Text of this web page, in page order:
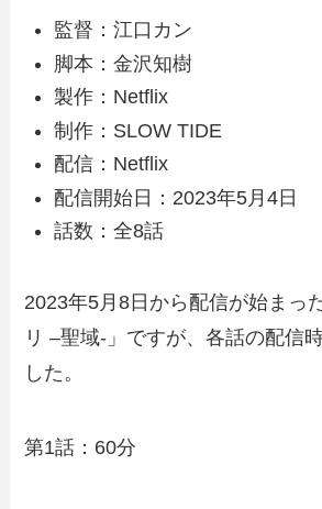
監督：江口カン
脚本：金沢知樹
製作：Netflix
制作：SLOW TIDE
配信：Netflix
配信開始日：2023年5月4日
話数：全8話
2023年5月8日から配信が始まっ
リ –聖域-」ですが、各話の配信
した。
第1話：60分